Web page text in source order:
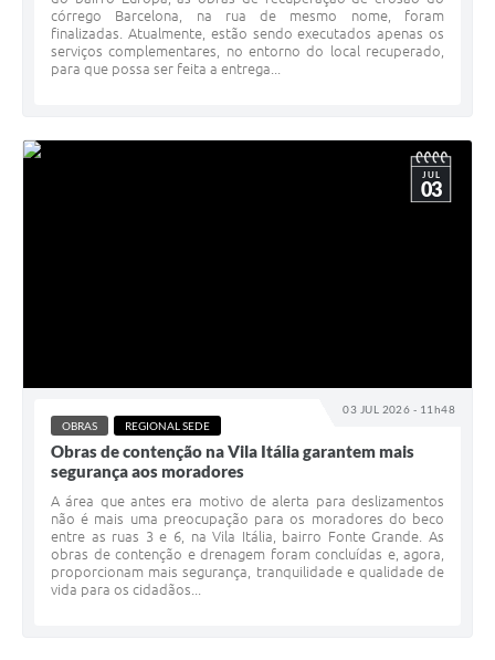
córrego Barcelona, na rua de mesmo nome, foram
finalizadas. Atualmente, estão sendo executados apenas os
serviços complementares, no entorno do local recuperado,
para que possa ser feita a entrega...
03 JUL 2026 - 11h48
JUL
03
OBRAS REGIONAL SEDE
Obras de contenção na Vila Itália garantem mais
segurança aos moradores
A área que antes era motivo de alerta para deslizamentos
não é mais uma preocupação para os moradores do beco
entre as ruas 3 e 6, na Vila Itália, bairro Fonte Grande. As
obras de contenção e drenagem foram concluídas e, agora,
proporcionam mais segurança, tranquilidade e qualidade de
vida para os cidadãos...